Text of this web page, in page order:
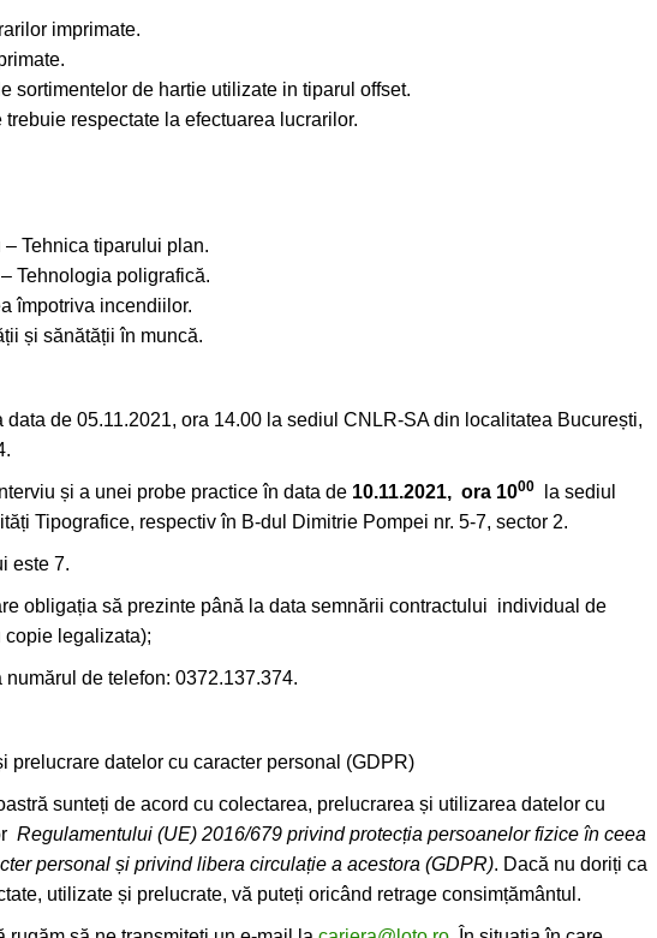
imprimate.
sortimentelor de hartie utilizate in tiparul offset.
respectate la efectuarea lucrarilor.
Tehnica tiparului plan.
Tehnologia poligrafică.
împotriva incendiilor.
și sănătății în muncă.
de 05.11.2021, ora 14.00 la sediul CNLR-SA din localitatea București,
și a unei probe practice în data de 10.11.2021, ora 1000
la sediul
Tipografice, respectiv în B-dul Dimitrie Pompei nr. 5-7, sector 2.
este 7.
obligația să prezinte până la data semnării contractului individual de
legalizata);
de telefon: 0372.137.374.
prelucrare datelor cu caracter personal (GDPR)
sunteți de acord cu colectarea, prelucrarea și utilizarea datelor cu
Regulamentului (UE) 2016/679 privind protecția persoanelor fizice în ceea
personal și privind libera circulație a acestora (GDPR). Dacă nu doriți ca
utilizate și prelucrate, vă puteți oricând retrage consimțământul.